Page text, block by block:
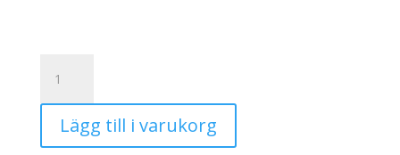
Storlek:
A3
32x45cm
mängd
Lägg till i varukorg